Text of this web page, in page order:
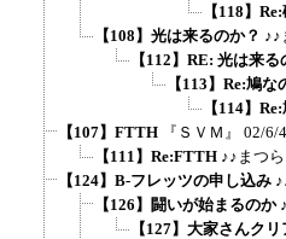
【118】
【108】光は来るのか？ ♪♪
【112】RE: 光は来る
【113】Re:鳩な
【114】
【107】FTTH
『ＳＶＭ』 02/6/
【111】Re:FTTH ♪♪まつら
【124】B-フレッツの申し込み
【126】闘いが始まるのか
【127】大家さんクリ